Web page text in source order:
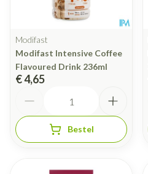
Modifast
Modifast Intensive Coffee
Flavoured Drink 236ml
€ 4,65
Bestel